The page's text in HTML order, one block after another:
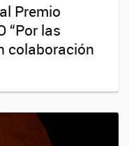
Premio
“Por las
colaboración